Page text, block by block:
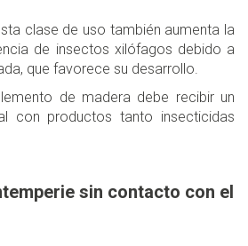
clase de uso también aumenta la
de insectos xilófagos debido a
que favorece su desarrollo.
de madera debe recibir un
con productos tanto insecticidas
sin contacto con el